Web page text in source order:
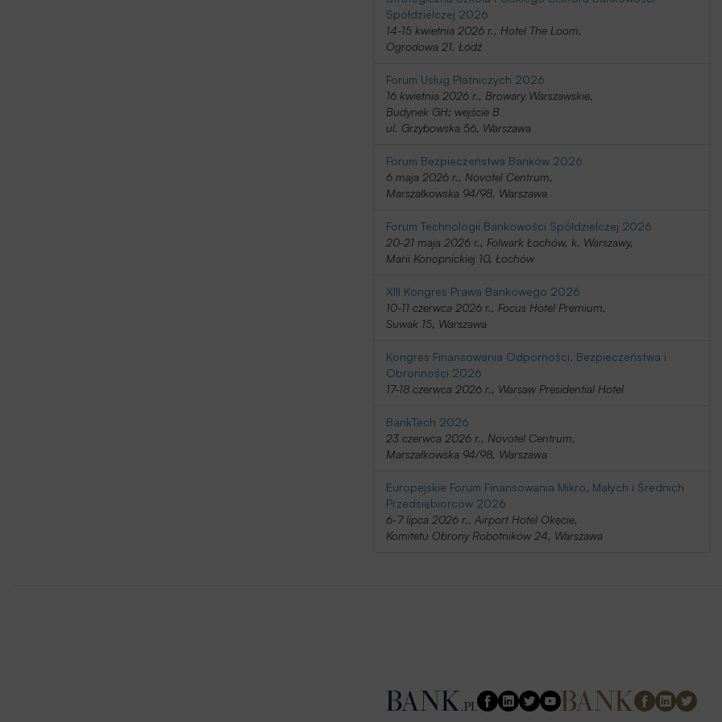
Spółdzielczej 2026
14-15 kwietnia 2026 r., Hotel The Loom,
Ogrodowa 21, Łódź
Forum Usług Płatniczych 2026
16 kwietnia 2026 r., Browary Warszawskie,
Budynek GH; wejście B
ul. Grzybowska 56, Warszawa
Forum Bezpieczeństwa Banków 2026
6 maja 2026 r., Novotel Centrum,
Marszałkowska 94/98, Warszawa
Forum Technologii Bankowości Spółdzielczej 2026
20-21 maja 2026 r., Folwark Łochów, k. Warszawy,
Marii Konopnickiej 10, Łochów
XIII Kongres Prawa Bankowego 2026
10-11 czerwca 2026 r., Focus Hotel Premium,
Suwak 15, Warszawa
Kongres Finansowania Odporności, Bezpieczeństwa i
Obronności 2026
17-18 czerwca 2026 r., Warsaw Presidential Hotel
BankTech 2026
23 czerwca 2026 r., Novotel Centrum,
Marszałkowska 94/98, Warszawa
Europejskie Forum Finansowania Mikro, Małych i Średnich
Przedsiębiorców 2026
6-7 lipca 2026 r., Airport Hotel Okęcie,
Komitetu Obrony Robotników 24, Warszawa